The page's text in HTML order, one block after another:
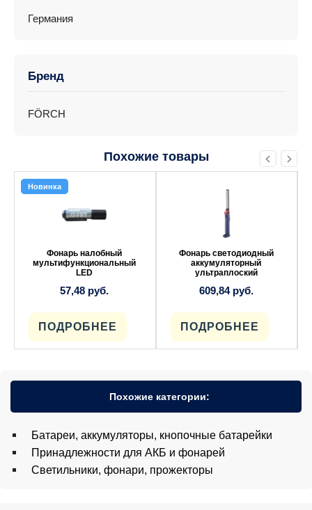
Германия
Бренд
FÖRCH
Похожие товары
Фонарь налобный
мультифункциональный
LED
57,48 руб.
Новинка
ПОДРОБНЕЕ
Фонарь светодиодный
аккумуляторный
ультраплоский
609,84 руб.
ПОДРОБНЕЕ
Похожие категории:
Батареи, аккумуляторы, кнопочные батарейки
Принадлежности для АКБ и фонарей
Светильники, фонари, прожекторы